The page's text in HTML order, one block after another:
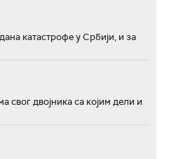
катастрофе у Србији, и за
свог двојника са којим дели и